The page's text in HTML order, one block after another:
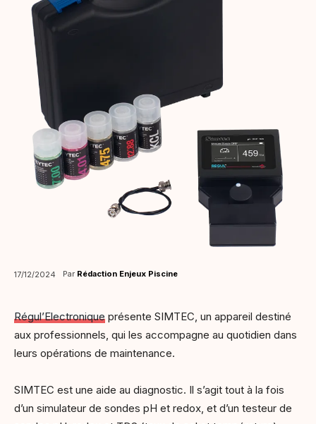
17/12/2024 Par Rédaction Enjeux Piscine
Régul’Electronique présente SIMTEC, un appareil destiné
aux professionnels, qui les accompagne au quotidien dans
leurs opérations de maintenance.
SIMTEC est une aide au diagnostic. Il s’agit tout à la fois
d’un simulateur de sondes pH et redox, et d’un testeur de